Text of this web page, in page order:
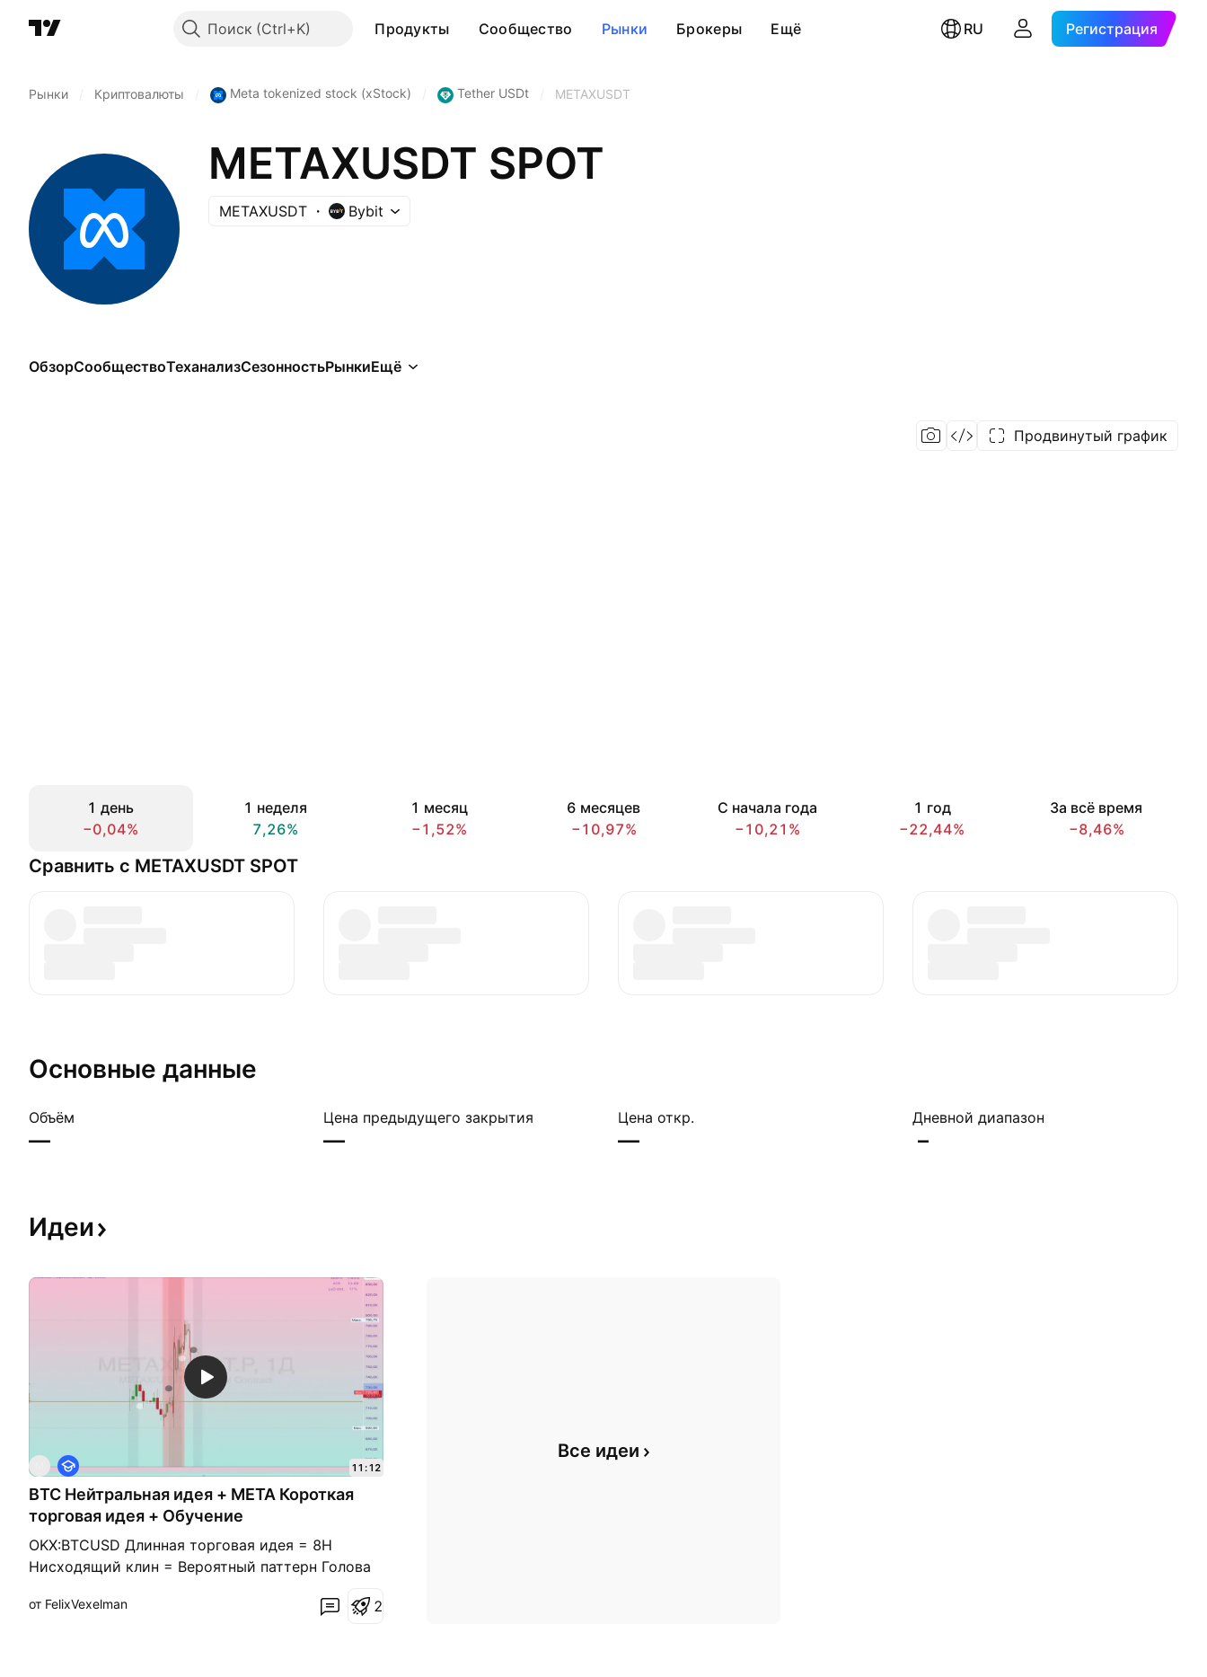
Поиск Продукты Сообщество Рынки Брокеры Ещё RU Регистрация
Рынки Криптовалюты Meta tokenized stock (xStock) Tether USDt METAXUSDT
METAXUSDT SPOT
METAXUSDT Bybit
ОбзорСообществоТеханализСезонностьРынкиЕщё
Продвинутый график
1 день
−0,04%
1 неделя
7,26%
1 месяц
−1,52%
6 месяцев
−10,97%
С начала года
−10,21%
1 год
−22,44%
За всё время
−8,46%
Сравнить с METAXUSDT SPOT
Основные данные
Объём
—
Цена предыдущего закрытия
—
Цена откр.
—
Дневной диапазон
–
Идеи
BTC Нейтральная идея + МETA Короткая
торговая идея + Обучение
OKX:BTCUSD Длинная торговая идея = 8Н
Нисходящий клин = Вероятный паттерн Голова
Короткая торговая идея = Пробой Поддержки с
О
б
у
е
н
и
е
11:12
от FelixVexelman 2
Все идеи